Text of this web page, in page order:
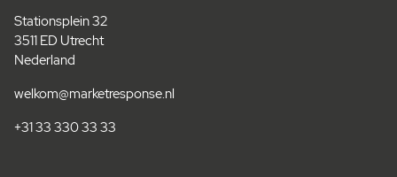
Stationsplein 32
3511 ED Utrecht
Nederland
welkom@marketresponse.nl
+31 33 330 33 33